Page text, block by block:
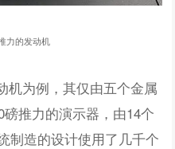
力的发动机
机为例，其仅由五个金属
推力的演示器，由14个
制造的设计使用了几千个